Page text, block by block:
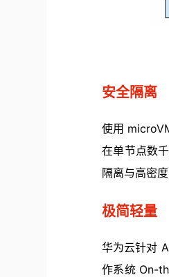
安全隔离
使用
在单节点数
隔离与高密
极简轻量
华为云针对
作系统 On-